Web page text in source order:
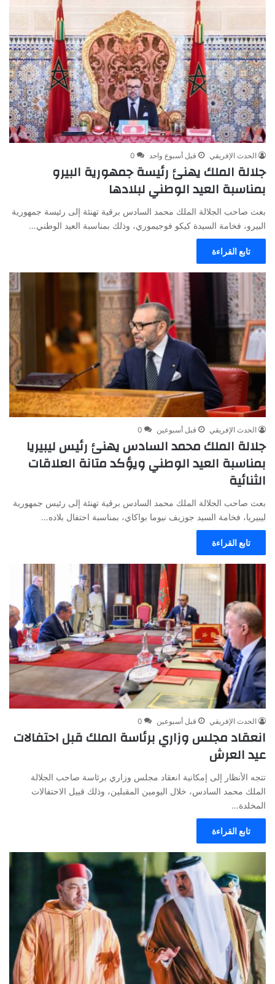
الحدث الإفريقي قبل أسبوع واحد 0
جلالة الملك يهنئ رئيسة جمهورية البيرو
بمناسبة العيد الوطني لبلادها
بعث صاحب الجلالة الملك محمد السادس برقية تهنئة إلى رئيسة جمهورية
البيرو، فخامة السيدة كيكو فوجيموري، وذلك بمناسبة العيد الوطني…
تابع القراءة
الحدث الإفريقي قبل أسبوعين 0
جلالة الملك محمد السادس يهنئ رئيس ليبيريا
بمناسبة العيد الوطني ويؤكد متانة العلاقات
الثنائية
بعث صاحب الجلالة الملك محمد السادس برقية تهنئة إلى رئيس جمهورية
ليبيريا، فخامة السيد جوزيف نيوما بواكاي، بمناسبة احتفال بلاده…
تابع القراءة
الحدث الإفريقي قبل أسبوعين 0
انعقاد مجلس وزاري برئاسة الملك قبل احتفالات
عيد العرش
تتجه الأنظار إلى إمكانية انعقاد مجلس وزاري برئاسة صاحب الجلالة
الملك محمد السادس، خلال اليومين المقبلين، وذلك قبيل الاحتفالات
المخلدة…
تابع القراءة